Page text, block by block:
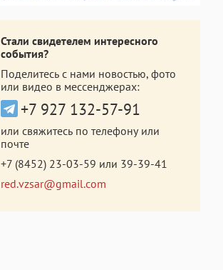
Стали свидетелем интересного
события?
Поделитесь с нами новостью, фото
или видео в мессенджерах:
+7 927 132-57-91
или свяжитесь по телефону или
почте
+7 (8452) 23-03-59 или 39-39-41
red.vzsar@gmail.com